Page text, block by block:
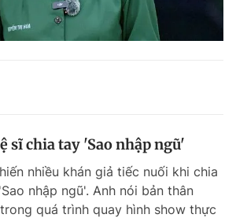
sĩ chia tay 'Sao nhập ngũ'
nhiều khán giả tiếc nuối khi chia
nhập ngũ'. Anh nói bản thân
quá trình quay hình show thực